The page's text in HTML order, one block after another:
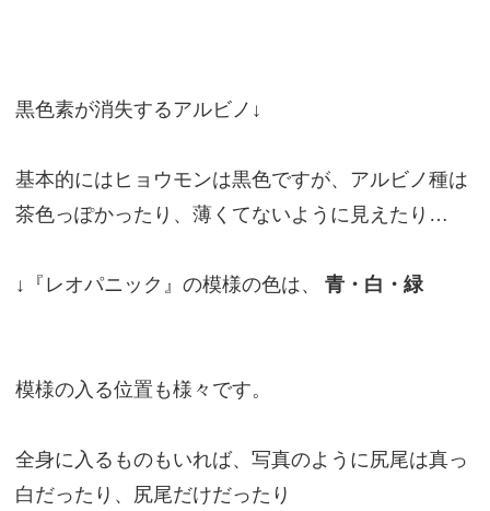
黒色素が消失するアルビノ↓
基本的にはヒョウモンは黒色ですが、アルビノ種は
茶色っぽかったり、薄くてないように見えたり…
↓『レオパニック』の模様の色は、 青・白・緑
模様の入る位置も様々です。
全身に入るものもいれば、写真のように尻尾は真っ
白だったり、尻尾だけだったり